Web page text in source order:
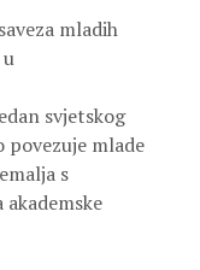
mladih
svjetskog
povezuje mlade
s